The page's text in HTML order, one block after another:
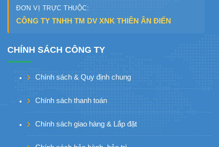
ĐƠN VỊ TRỰC THUỘC:
CÔNG TY TNHH TM DV XNK THIÊN ÂN ĐIỂN
CHÍNH SÁCH CÔNG TY
Chính sách & Quy định chung
Chính sách thanh toán
Chính sách giao hàng & Lắp đặt